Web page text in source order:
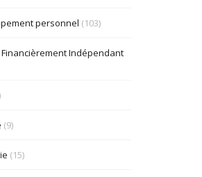
personnel (103)
Indépendant
(9)
(15)